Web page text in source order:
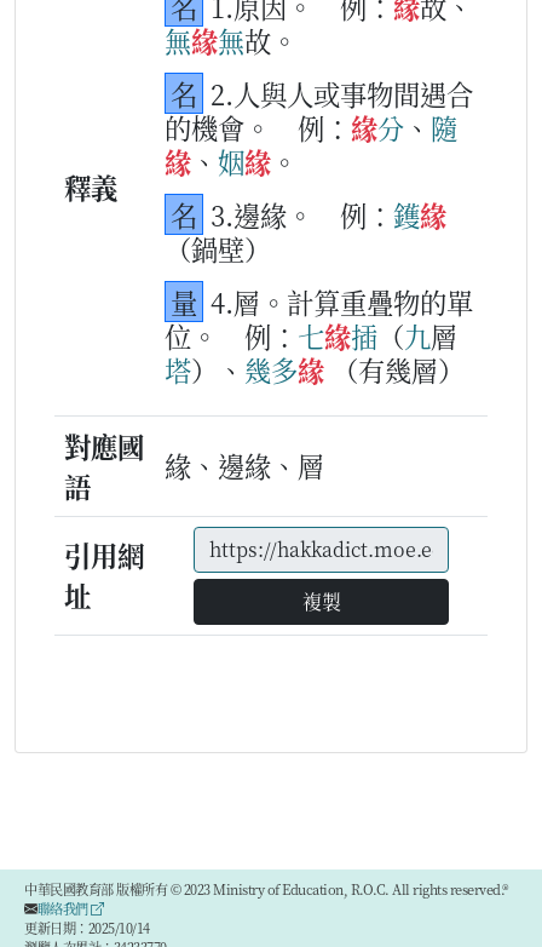
釋義
無緣無故。
名 2.人與人或事物間遇合
的機會。
例： 緣分 、 隨
緣 、 姻緣 。
名 3.邊緣。 例： 鑊緣
（鍋壁）
量 4.層。計算重疊物的單
位。
例： 七緣插 （九層
塔）、 幾多緣
（有幾層）
對應國
語
緣、邊緣、層
引用網
址
複製
中華民國教育部 版權所有 © 2023 Ministry of Education, R.O.C. All rights reserved.®
聯絡我們
更新日期：2025/10/14